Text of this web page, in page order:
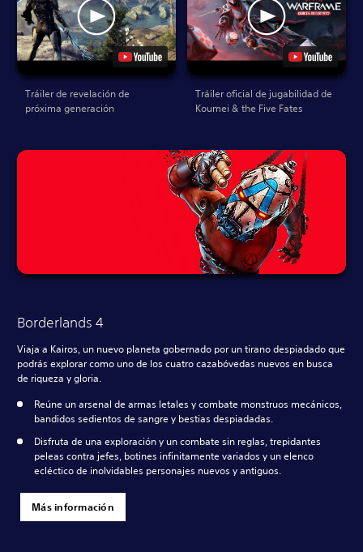
Tráiler de revelación de
próxima generación
Tráiler oficial de jugabilidad de
Koumei & the Five Fates
Borderlands 4
Viaja a Kairos, un nuevo planeta gobernado por un tirano despiadado que
podrás explorar como uno de los cuatro cazabóvedas nuevos en busca
de riqueza y gloria.
Reúne un arsenal de armas letales y combate monstruos mecánicos,
bandidos sedientos de sangre y bestias despiadadas.
Disfruta de una exploración y un combate sin reglas, trepidantes
peleas contra jefes, botines infinitamente variados y un elenco
ecléctico de inolvidables personajes nuevos y antiguos.
Más información